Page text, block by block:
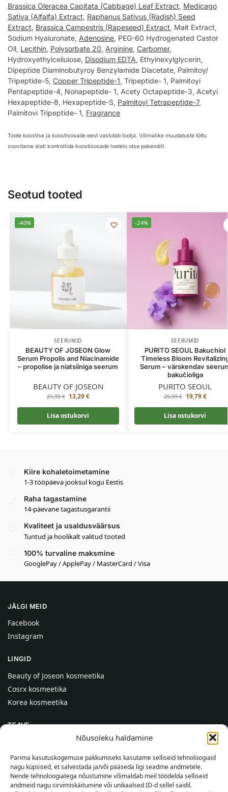
Nõusoleku haldamine
Parima kasutuskogemuse pakkumiseks kasutame selliseid tehnoloogiaid
nagu küpsised, et salvestada ja/või pääseda ligi seadme andmetele.
Nende tehnoloogiatega nõustumine võimaldab meil töödelda selliseid
andmeid nagu sirvimiskäitumine või unikaalsed ID-d sellel saidil.
Brassica Oleracea Capitata (Cabbage) Leaf Extract, Medicago
Sativa (Alfalfa) Extract, Raphanus Sativus (Radish) Seed
Extract, Brassica Campestris (Rapeseed) Extract, Mait Extract,
Sodium Hyaiuronate, Adenosine, PEG-60 Hydrogenated Castor
Oll, Lecithin, Polysorbate 20, Arginine, Carbomer,
Hydroxyethylceliuiose, Disodium EDTA, Ethyinexylglycerin,
Dipeptide Diaminobutyroy Benzylamide Diacetate, Palmitoy/
Tripeptide-5, Copper Tripeptide-1, Tripeptide- 1, Palmitoyi
Pentapeptide-4, Nonapeptide- 1, Acety Octapeptide-3, Acetyi
Hexapeptide-8, Hexapeptide-S, Palmitoyl Tetrapeptide-7,
Paimitovi Tripeptide- 1, Fragrance
Toote koostise ja koostisosade eest vastutab tootja. Võimalike muudatuste tõttu
soovitame alati kontrollida koostisosade loetelu otse pakendilt.
Seotud tooted
-40%
SEERUMID
BEAUTY OF JOSEON Glow
Serum Propolis and Niacinamide
– propolise ja niatsiiniga seerum
BEAUTY OF JOSEON
21,99€ 13,29€
Lisa ostukorvi
-24%
SEERUMID
PURITO SEOUL Bakuchiol
Timeless Bloom
Serum – värskendav
bakučioliga
PURITO SEOUL
25,99€ 19,79€
Lisa ostukorvi
Kiire kohaletoimetamine
1-3 tööpäeva jooksul kogu Eestis
Raha tagastamine
14-päevane tagastusgarantii
Kvaliteet ja usaldusväärsus
Tuntud ja hoolikalt valitud tooted
100% turvaline maksmine
GooglePay / ApplePay / MasterCard / Visa
JÄLGI MEID
Facebook
Instagram
LINGID
Beauty of Joseon kosmeetika
Cosrx kosmeetika
Korea kosmeetika
TEAVE
Kontaktid
Abi